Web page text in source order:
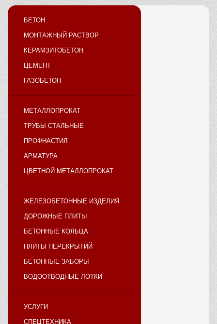
БЕТОН
МОНТАЖНЫЙ РАСТВОР
КЕРАМЗИТОБЕТОН
ЦЕМЕНТ
ГАЗОБЕТОН
МЕТАЛЛОПРОКАТ
ТРУБЫ СТАЛЬНЫЕ
ПРОФНАСТИЛ
АРМАТУРА
ЦВЕТНОЙ МЕТАЛЛОПРОКАТ
ЖЕЛЕЗОБЕТОННЫЕ ИЗДЕЛИЯ
ДОРОЖНЫЕ ПЛИТЫ
БЕТОННЫЕ КОЛЬЦА
ПЛИТЫ ПЕРЕКРЫТИЙ
БЕТОННЫЕ ЗАБОРЫ
ВОДООТВОДНЫЕ ЛОТКИ
УСЛУГИ
СПЕЦТЕХНИКА